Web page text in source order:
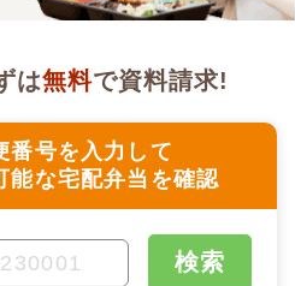
番号を入力して
能な宅配弁当を確認
は無料で資料請求!
検索